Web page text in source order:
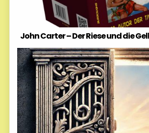
John Carter – Der Riese und die